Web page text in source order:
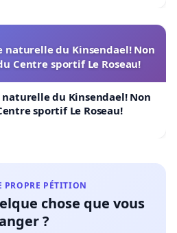
naturelle du Kinsendael! Non
Centre sportif Le Roseau!
du Kinsendael! Non
sportif Le Roseau!
PROPRE PÉTITION
chose que vous
?